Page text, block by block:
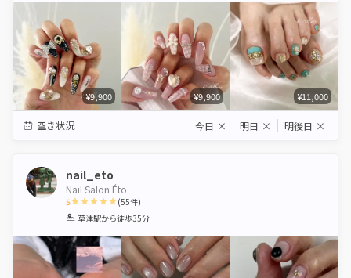
¥9,900 ¥9,900 ¥11,000
空き状況 今日 × 明日 × 明後日 ×
nail_eto
Nail Salon Éto.
5
1 2 3 4 5
(55件)
草津駅から徒歩35分